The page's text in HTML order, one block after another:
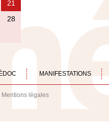
21
28
MANIFESTATIONS
Mentions légales